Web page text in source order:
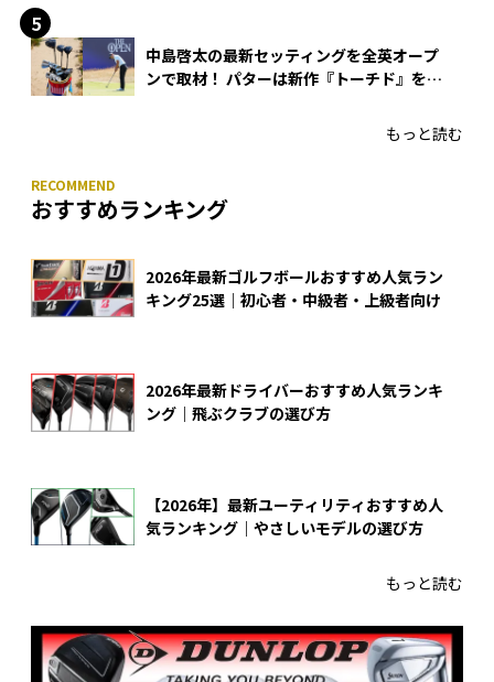
中島啓太の最新セッティングを全英オープ
ンで取材！ パターは新作『トーチド』を投
もっと読む
おすすめランキング
2026年最新ゴルフボールおすすめ人気ラン
キング25選｜初心者・中級者・上級者向け
2026年最新ドライバーおすすめ人気ランキ
ング｜飛ぶクラブの選び方
【2026年】最新ユーティリティおすすめ人
気ランキング｜やさしいモデルの選び方
もっと読む